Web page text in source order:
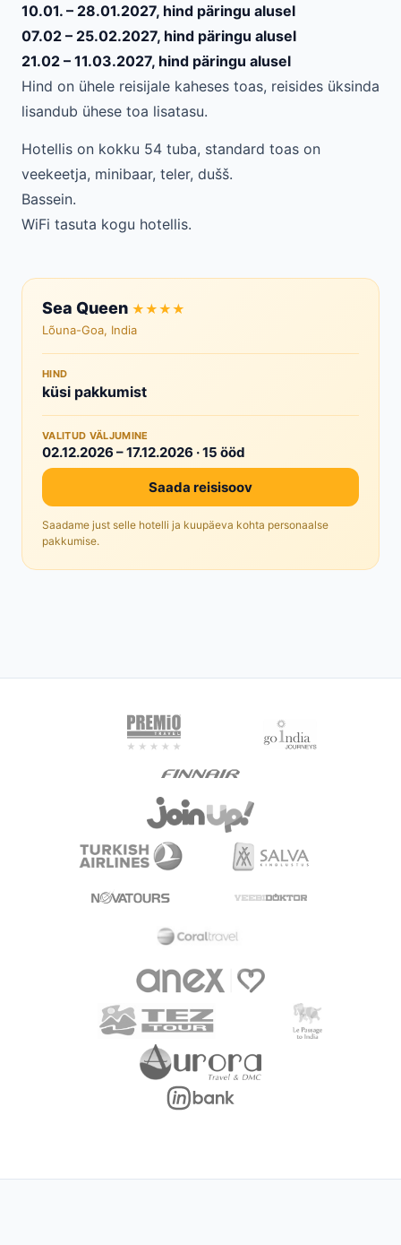
10.01. – 28.01.2027, hind päringu alusel
07.02 – 25.02.2027, hind päringu alusel
21.02 – 11.03.2027, hind päringu alusel
Hind on ühele reisijale kaheses toas, reisides üksinda
lisandub ühese toa lisatasu.
Hotellis on kokku 54 tuba, standard toas on
veekeetja, minibaar, teler, dušš.
Bassein.
WiFi tasuta kogu hotellis.
Sea Queen ★★★★
Lõuna-Goa, India
HIND
küsi pakkumist
VALITUD VÄLJUMINE
02.12.2026 – 17.12.2026 · 15 ööd
Saada reisisoov
Saadame just selle hotelli ja kuupäeva kohta personaalse
pakkumise.